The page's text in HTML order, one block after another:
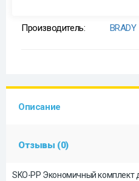
Производитель: BRADY
Описание
Отзывы (0)
SKO-PP Экономичный комплект